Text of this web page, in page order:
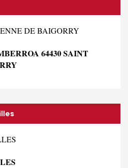
DE BAIGORRY
64430 SAINT